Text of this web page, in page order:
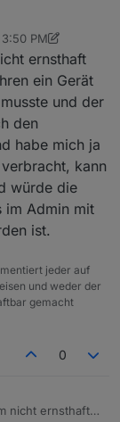
PM
19, 2022, 5:52 PM
ernsthaft
ein Gerät
und der
den
habe mich ja
kann
würde die
im Admin mit
ist.
jeder auf
und weder der
gemacht
0
nicht ernsthaft